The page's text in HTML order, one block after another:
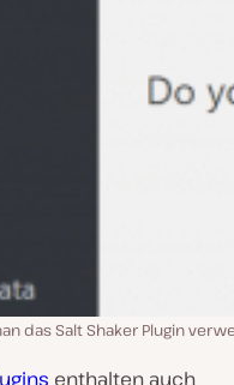
das Salt Shaker Plugin
enthalten auch